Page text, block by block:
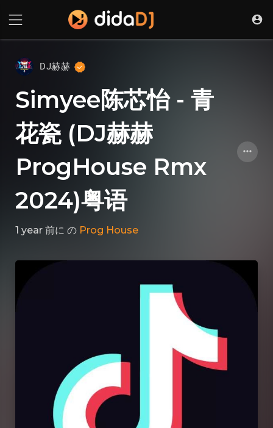
DJ赫赫
Simyee陈芯怡 - 青
花瓷 (DJ赫赫
ProgHouse Rmx
2024)粤语
1 year 前に の Prog House